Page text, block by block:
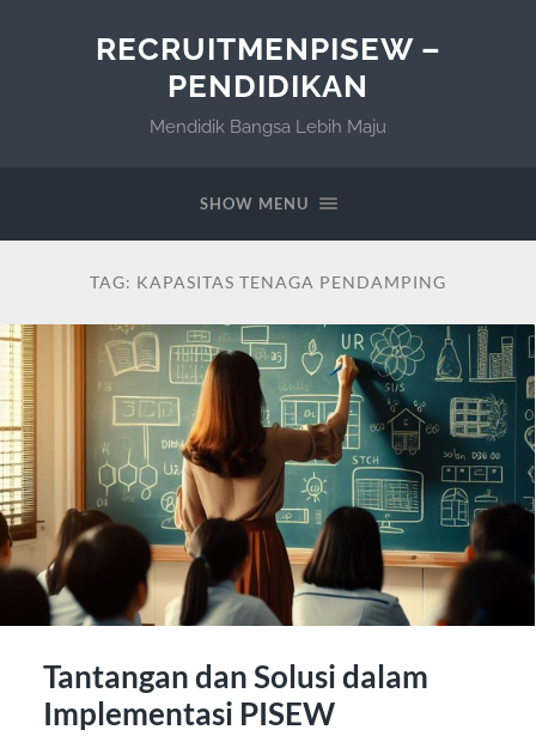
RECRUITMENPISEW –
PENDIDIKAN
Mendidik Bangsa Lebih Maju
SHOW MENU
TAG: KAPASITAS TENAGA PENDAMPING
Tantangan dan Solusi dalam
Implementasi PISEW